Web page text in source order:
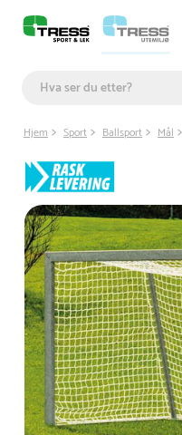
Hjem Sport Ballsport Mål